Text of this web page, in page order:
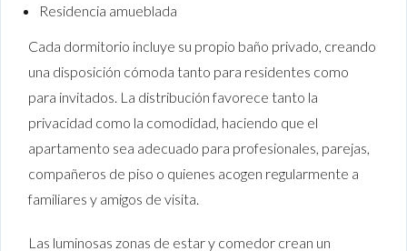
Residencia amueblada
Cada dormitorio incluye su propio baño privado, creando
una disposición cómoda tanto para residentes como
para invitados. La distribución favorece tanto la
privacidad como la comodidad, haciendo que el
apartamento sea adecuado para profesionales, parejas,
compañeros de piso o quienes acogen regularmente a
familiares y amigos de visita.
Las luminosas zonas de estar y comedor crean un